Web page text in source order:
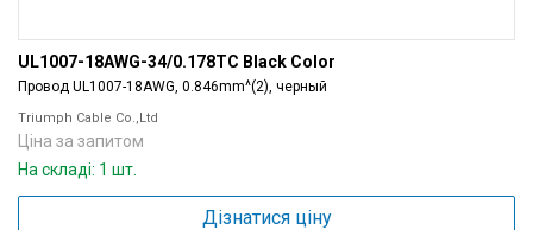
UL1007-18AWG-34/0.178TC Black Color
Провод UL1007-18AWG, 0.846mm^(2), черный
Triumph Cable Co.,Ltd
Ціна за запитом
На складі: 1 шт.
Дізнатися ціну